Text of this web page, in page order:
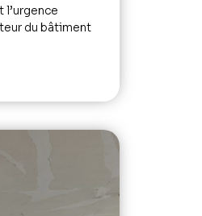
du bâtiment